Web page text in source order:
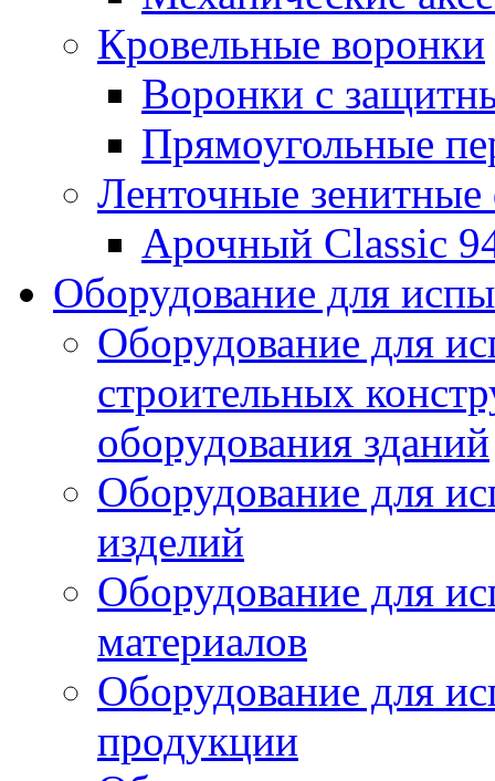
Кровельные воронки
Воронки с
Прямоугольные
Ленточные
Арочный Classic
Оборудование для
Оборудование для
строительных
оборудования зданий
Оборудование для
изделий
Оборудование для
материалов
Оборудование для
продукции